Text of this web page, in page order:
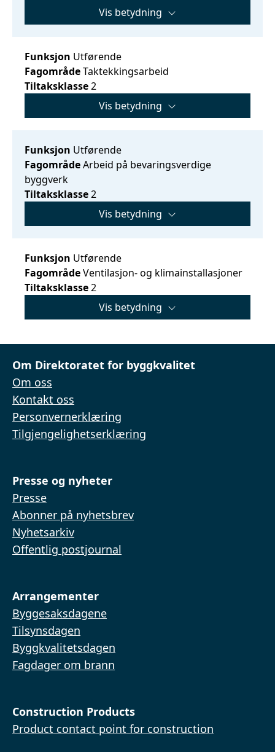
Vis betydning
Funksjon Utførende
FagområdeTaktekkingsarbeid
Tiltaksklasse2
Vis betydning
Funksjon Utførende
FagområdeArbeid på bevaringsverdige
byggverk
Tiltaksklasse2
Vis betydning
Funksjon Utførende
FagområdeVentilasjon- og klimainstallasjoner
Tiltaksklasse2
Vis betydning
Om Direktoratet for byggkvalitet
Om oss
Kontakt oss
Personvernerklæring
Tilgjengelighetserklæring
Presse og nyheter
Presse
Abonner på nyhetsbrev
Nyhetsarkiv
Offentlig postjournal
Arrangementer
Byggesaksdagene
Tilsynsdagen
Byggkvalitetsdagen
Fagdager om brann
Construction Products
Product contact point for construction